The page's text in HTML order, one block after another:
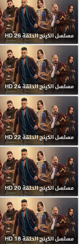
مسلسل الكينج الحلقة 26 HD
مسلسل الكينج الحلقة 24 HD
مسلسل الكينج الحلقة 22 HD
مسلسل الكينج الحلقة 20 HD
مسلسل الكينج الحلقة 18 HD